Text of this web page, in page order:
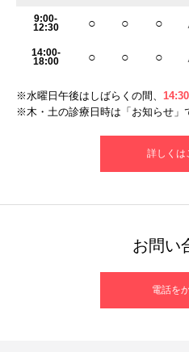
9:00-
12:30
○ ○ ○
14:00-
18:00
○ ○ ○
※水曜日午後はしばらくの間、 14:30
※木・土の診療日時は「お知らせ」
詳しくは
お問い
電話を